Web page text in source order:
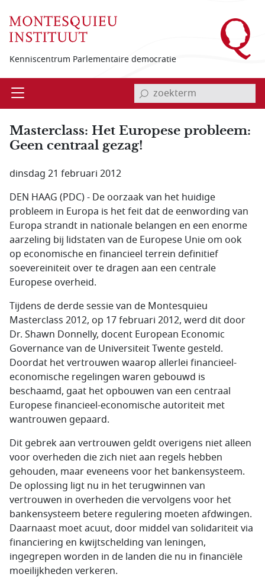
Kenniscentrum Parlementaire democratie
Open invoerveld zoekterm
Masterclass: Het Europese probleem:
Geen centraal gezag!
dinsdag 21 februari 2012
DEN HAAG (PDC) - De oorzaak van het huidige
probleem in Europa is het feit dat de eenwording van
Europa strandt in nationale belangen en een enorme
aarzeling bij lidstaten van de Europese Unie om ook
op economische en financieel terrein definitief
soevereiniteit over te dragen aan een centrale
Europese overheid.
Tijdens de derde sessie van de Montesquieu
Masterclass 2012, op 17 februari 2012, werd dit door
Dr. Shawn Donnelly, docent European Economic
Governance van de Universiteit Twente gesteld.
Doordat het vertrouwen waarop allerlei financieel-
economische regelingen waren gebouwd is
beschaamd, gaat het opbouwen van een centraal
Europese financieel-economische autoriteit met
wantrouwen gepaard.
Dit gebrek aan vertrouwen geldt overigens niet alleen
voor overheden die zich niet aan regels hebben
gehouden, maar eveneens voor het bankensysteem.
De oplossing ligt nu in het terugwinnen van
vertrouwen in overheden die vervolgens voor het
bankensysteem betere regulering moeten afdwingen.
Daarnaast moet acuut, door middel van solidariteit via
financiering en kwijtschelding van leningen,
ingegrepen worden in de landen die nu in financiële
moeilijkheden verkeren.